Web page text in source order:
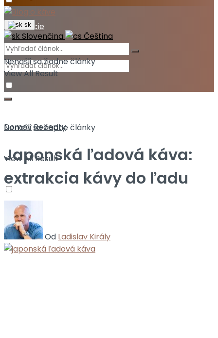
Akcie
Nenašli sa žiadne články
View All Result
sk
Slovenčina Čeština
Nenašli sa žiadne články
View All Result
DomovRecepty
Japonská ľadová káva:
extrakcia kávy do ľadu
Od Ladislav Király